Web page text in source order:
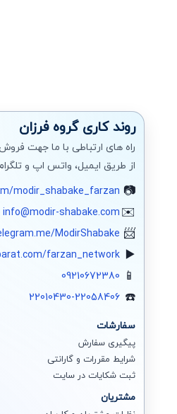
روند کاری گروه فرزان
راه های ارتباطی با ما جهت
از طریق ایمیل، واتس اپ و
modir_shabake_farzan
info@modir-shabake.com
ModirShabake
farzan_network
09210672380
22010430-22058406
سفارشات
پیگیری سفارش
شرایط مقررات و گارانتی
ثبت شکایات در سایت
مشتریان